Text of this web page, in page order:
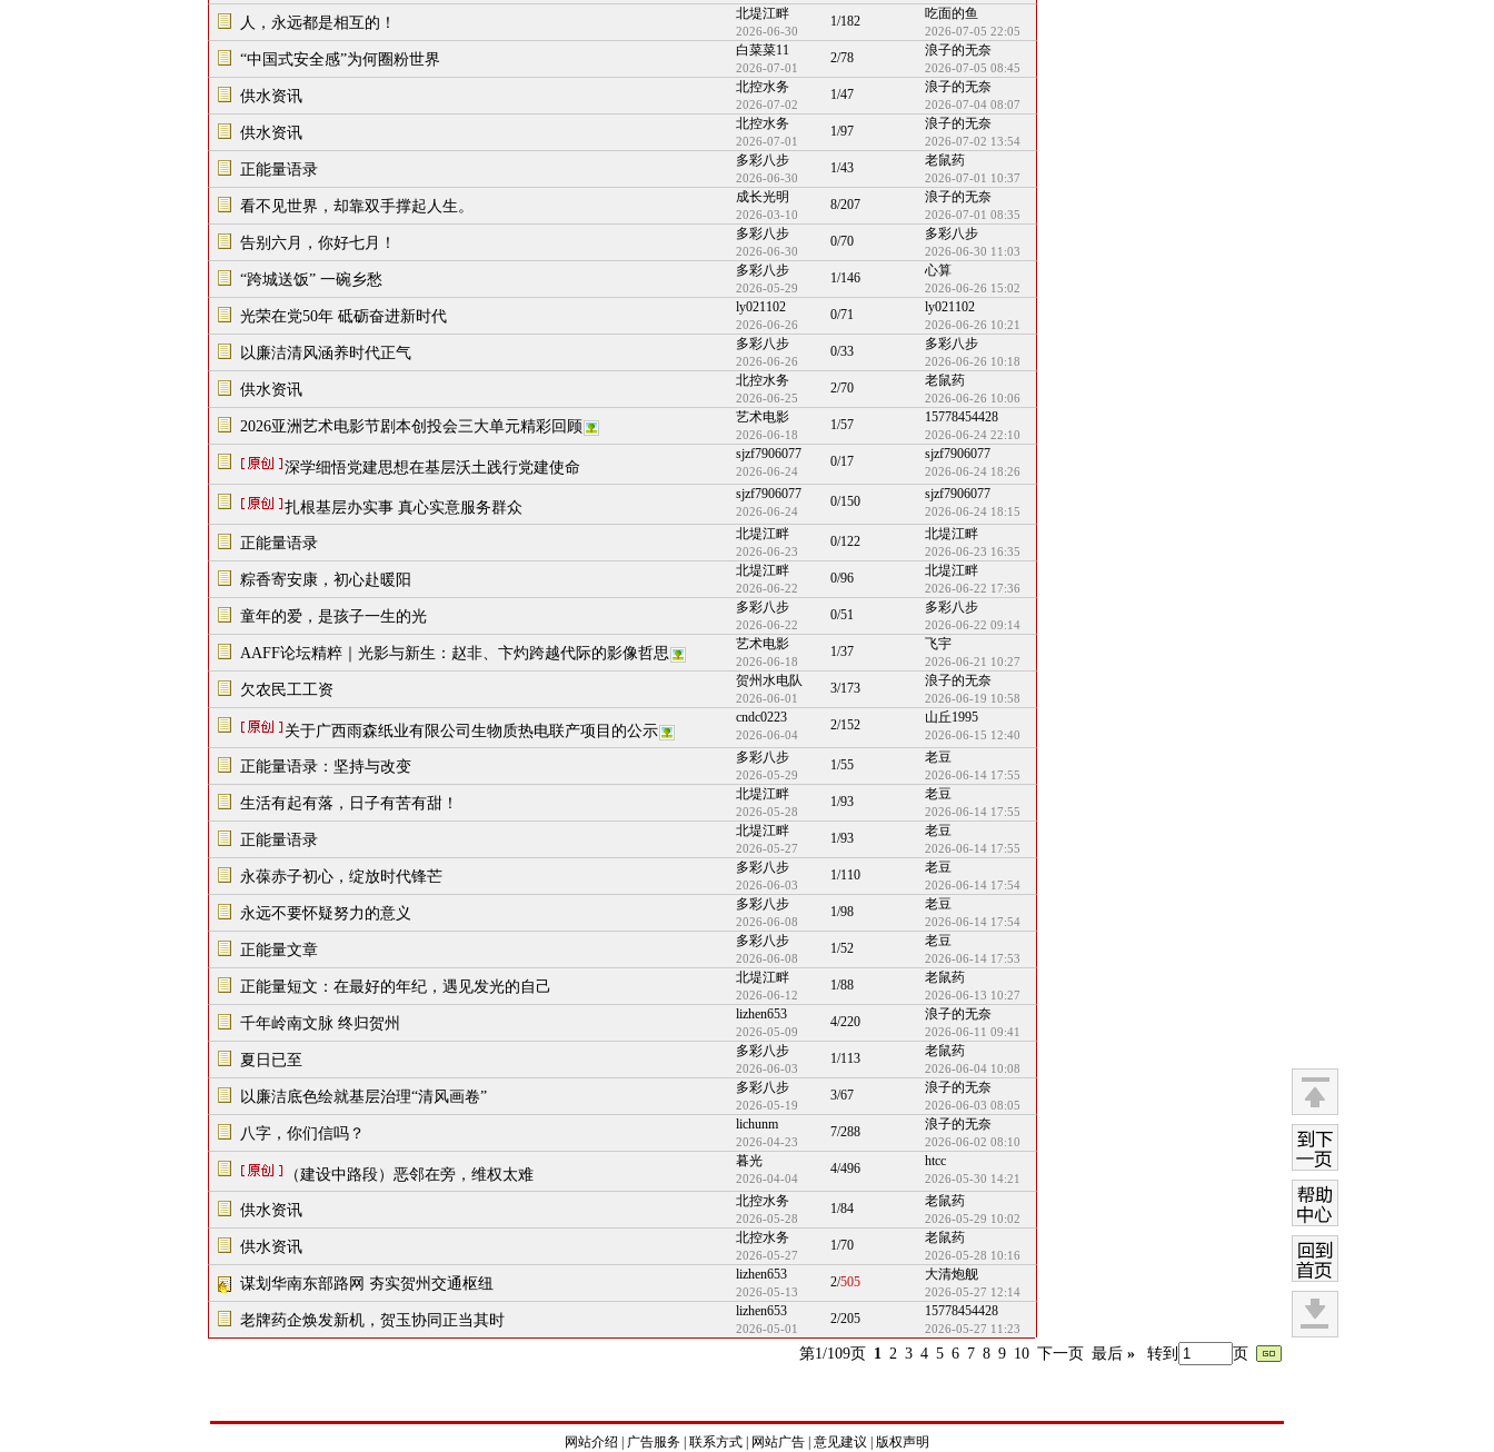
吃面的鱼
2026-07-05 22:05
1/182
北堤江畔
2026-06-30
人，永远都是相互的！
浪子的无奈
2026-07-05 08:45
2/78
白菜菜11
2026-07-01
“中国式安全感”为何圈粉世界
浪子的无奈
2026-07-04 08:07
1/47
北控水务
2026-07-02
供水资讯
浪子的无奈
2026-07-02 13:54
1/97
北控水务
2026-07-01
供水资讯
老鼠药
2026-07-01 10:37
1/43
多彩八步
2026-06-30
正能量语录
浪子的无奈
2026-07-01 08:35
8/207
成长光明
2026-03-10
看不见世界，却靠双手撑起人生。
多彩八步
2026-06-30 11:03
0/70
多彩八步
2026-06-30
告别六月，你好七月！
心算
2026-06-26 15:02
1/146
多彩八步
2026-05-29
“跨城送饭” 一碗乡愁
ly021102
2026-06-26 10:21
0/71
ly021102
2026-06-26
光荣在党50年 砥砺奋进新时代
多彩八步
2026-06-26 10:18
0/33
多彩八步
2026-06-26
以廉洁清风涵养时代正气
老鼠药
2026-06-26 10:06
2/70
北控水务
2026-06-25
供水资讯
15778454428
2026-06-24 22:10
1/57
艺术电影
2026-06-18
2026亚洲艺术电影节剧本创投会三大单元精彩回顾
sjzf7906077
2026-06-24 18:26
0/17
sjzf7906077
2026-06-24
深学细悟党建思想在基层沃土践行党建使命
sjzf7906077
2026-06-24 18:15
0/150
sjzf7906077
2026-06-24
扎根基层办实事 真心实意服务群众
北堤江畔
2026-06-23 16:35
0/122
北堤江畔
2026-06-23
正能量语录
北堤江畔
2026-06-22 17:36
0/96
北堤江畔
2026-06-22
粽香寄安康，初心赴暖阳
多彩八步
2026-06-22 09:14
0/51
多彩八步
2026-06-22
童年的爱，是孩子一生的光
飞宇
2026-06-21 10:27
1/37
艺术电影
2026-06-18
AAFF论坛精粹｜光影与新生：赵非、卞灼跨越代际的影像哲思
浪子的无奈
2026-06-19 10:58
3/173
贺州水电队
2026-06-01
欠农民工工资
山丘1995
2026-06-15 12:40
2/152
cndc0223
2026-06-04
关于广西雨森纸业有限公司生物质热电联产项目的公示
老豆
2026-06-14 17:55
1/55
多彩八步
2026-05-29
正能量语录：坚持与改变
老豆
2026-06-14 17:55
1/93
北堤江畔
2026-05-28
生活有起有落，日子有苦有甜！
老豆
2026-06-14 17:55
1/93
北堤江畔
2026-05-27
正能量语录
老豆
2026-06-14 17:54
1/110
多彩八步
2026-06-03
永葆赤子初心，绽放时代锋芒
老豆
2026-06-14 17:54
1/98
多彩八步
2026-06-08
永远不要怀疑努力的意义
老豆
2026-06-14 17:53
1/52
多彩八步
2026-06-08
正能量文章
老鼠药
2026-06-13 10:27
1/88
北堤江畔
2026-06-12
正能量短文：在最好的年纪，遇见发光的自己
浪子的无奈
2026-06-11 09:41
4/220
lizhen653
2026-05-09
千年岭南文脉 终归贺州
老鼠药
2026-06-04 10:08
1/113
多彩八步
2026-06-03
夏日已至
浪子的无奈
2026-06-03 08:05
3/67
多彩八步
2026-05-19
以廉洁底色绘就基层治理“清风画卷”
浪子的无奈
2026-06-02 08:10
7/288
lichunm
2026-04-23
八字，你们信吗？
htcc
2026-05-30 14:21
4/496
暮光
2026-04-04
（建设中路段）恶邻在旁，维权太难
老鼠药
2026-05-29 10:02
1/84
北控水务
2026-05-28
供水资讯
老鼠药
2026-05-28 10:16
1/70
北控水务
2026-05-27
供水资讯
大清炮舰
2026-05-27 12:14
2/505
lizhen653
2026-05-13
谋划华南东部路网 夯实贺州交通枢纽
15778454428
2026-05-27 11:23
2/205
lizhen653
2026-05-01
老牌药企焕发新机，贺玉协同正当其时
第1/109页 1 2 3 4 5 6 7 8 9 10 下一页 最后 » 转到 页
网站介绍 广告服务 联系方式 网站广告 意见建议 版权声明
到下
一页
返回
顶部
回到
首页
帮助
中心